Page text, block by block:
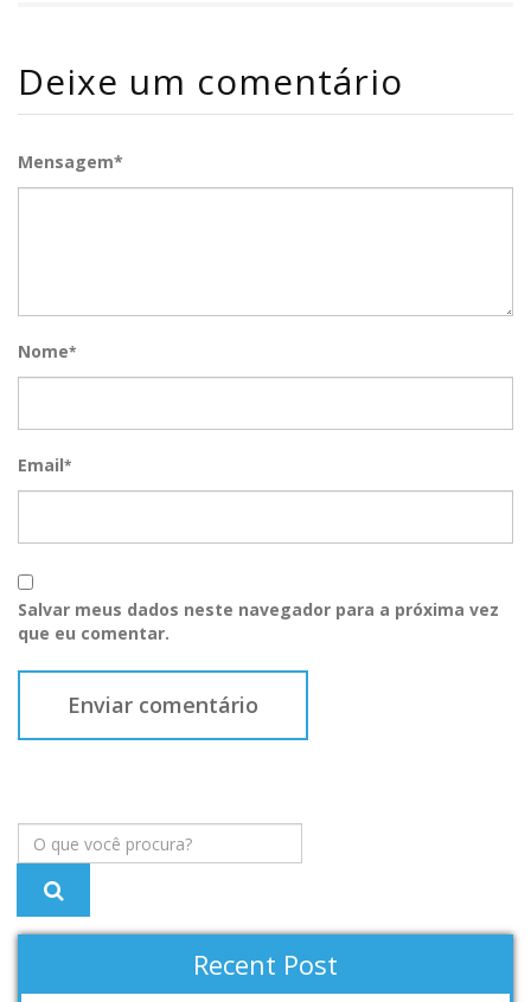
Deixe um comentário
Mensagem*
Nome*
Email*
Salvar meus dados neste navegador para a próxima vez
que eu comentar.
Recent Post